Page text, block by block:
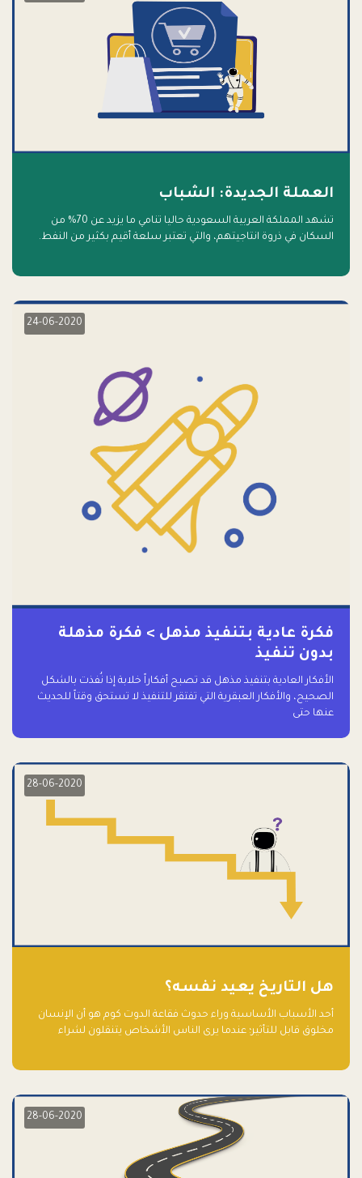
العملة الجديدة: الشباب
تشهد المملكة العربية السعودية حاليا تنامي ما يزيد عن 70% من
السكان في ذروة انتاجيتهم، والتي تعتبر سلعة أقيم بكثير من النفط.
24-06-2020
فكرة عادية بتنفيذ مذهل > فكرة مذهلة
بدون تنفيذ
الأفكار العادية بتنفيذ مذهل قد تصبح أفكاراً خلابة إذا نُفذت بالشكل
الصحيح، والأفكار العبقرية التي تفتقر للتنفيذ لا تستحق وقتاً للحديث
عنها حتى
28-06-2020
هل التاريخ يعيد نفسه؟
أحد الأسباب الأساسية وراء حدوث فقاعة الدوت كوم هو أن الإنسان
مخلوق قابل للتأثير؛ عندما يرى الناس الأشخاص يتنقلون لشراء
28-06-2020